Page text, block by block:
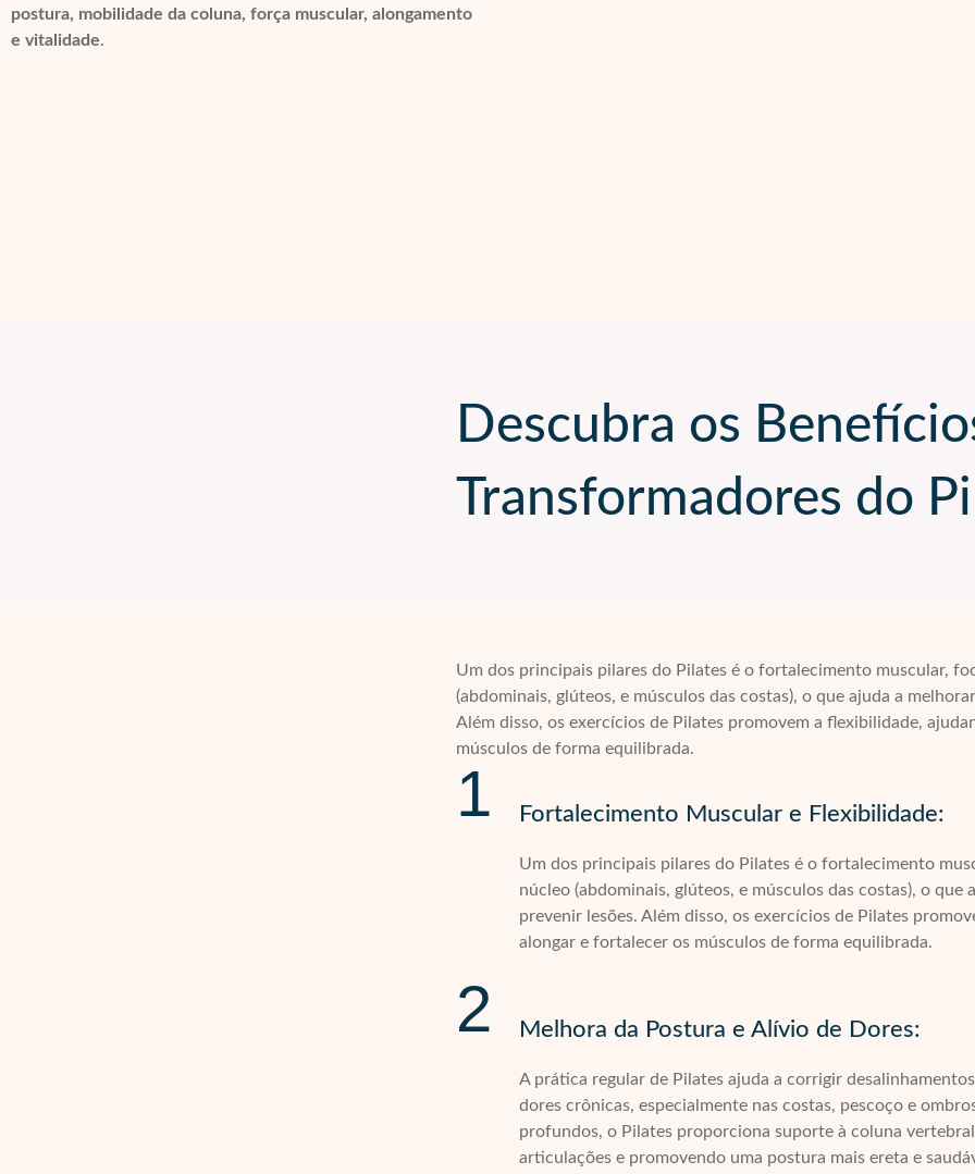
postura, mobilidade da coluna, força muscular, alongamento
e vitalidade.
Descubra os
Transformadores do
Um dos principais pilares do Pilates é o fortalecimento muscular,
(abdominais, glúteos, e músculos das costas), o que ajuda a
Além disso, os exercícios de Pilates promovem a flexibilidade,
músculos de forma equilibrada.
1 Fortalecimento Muscular e Flexibilidade:
Um dos principais pilares do Pilates é o fortalecimento
núcleo (abdominais, glúteos, e músculos das costas), o que
prevenir lesões. Além disso, os exercícios de Pilates
alongar e fortalecer os músculos de forma equilibrada.
2 Melhora da Postura e Alívio de Dores:
A prática regular de Pilates ajuda a corrigir
dores crônicas, especialmente nas costas, pescoço e
profundos, o Pilates proporciona suporte à coluna
articulações e promovendo uma postura mais ereta e